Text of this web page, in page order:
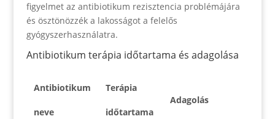
figyelmet az antibiotikum rezisztencia problémájára
és ösztönözzék a lakosságot a felelős
gyógyszerhasználatra.
Antibiotikum terápia időtartama és adagolása
Antibiotikum
neve
Terápia
időtartama
Adagolás